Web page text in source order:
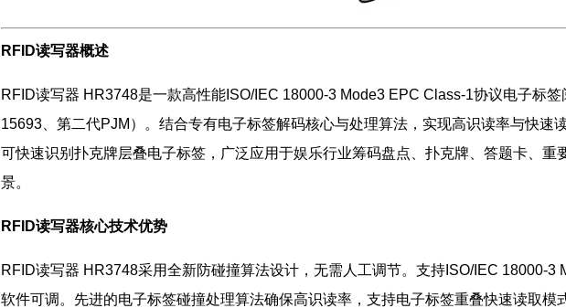
RFID读写器概述
RFID读写器 HR3748是一款高性能ISO/IEC 18000-3 Mode3 EPC Class-1协议电子标
15693、第二代PJM）。结合专有电子标签解码核心与处理算法，实现高识读率与快速
可快速识别扑克牌层叠电子标签，广泛应用于娱乐行业筹码盘点、扑克牌、答题卡、重
景。
RFID读写器核心技术优势
RFID读写器 HR3748采用全新防碰撞算法设计，无需人工调节。支持ISO/IEC 18000-
软件可调。先进的电子标签碰撞处理算法确保高识读率，支持电子标签重叠快速读取模